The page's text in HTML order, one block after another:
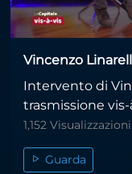
Vincenzo
Intervento di
trasmissione vis-
1,152 Visualizzazioni
Guarda